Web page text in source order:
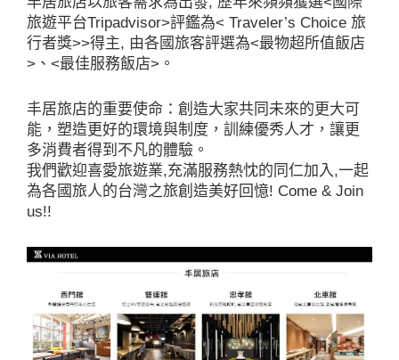
旅遊平台Tripadvisor>評鑑為< Traveler’s Choice 旅
行者獎>>得主, 由各國旅客評選為<最物超所值飯店
>、<最佳服務飯店>。
丰居旅店的重要使命：創造大家共同未來的更大可
能，塑造更好的環境與制度，訓練優秀人才，讓更
多消費者得到不凡的體驗。
我們歡迎喜愛旅遊業,充滿服務熱忱的同仁加入,一起
為各國旅人的台灣之旅創造美好回憶! Come & Join
us!!